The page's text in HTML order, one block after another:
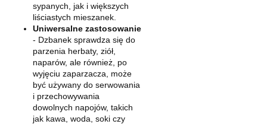
sypanych, jak i większych
liściastych mieszanek.
Uniwersalne zastosowanie
- Dzbanek sprawdza się do
parzenia herbaty, ziół,
naparów, ale również, po
wyjęciu zaparzacza, może
być używany do serwowania
i przechowywania
dowolnych napojów, takich
jak kawa, woda, soki czy